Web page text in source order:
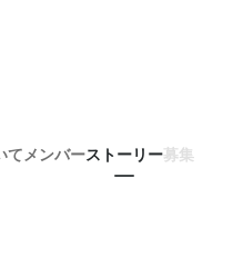
て メンバーストーリー募集